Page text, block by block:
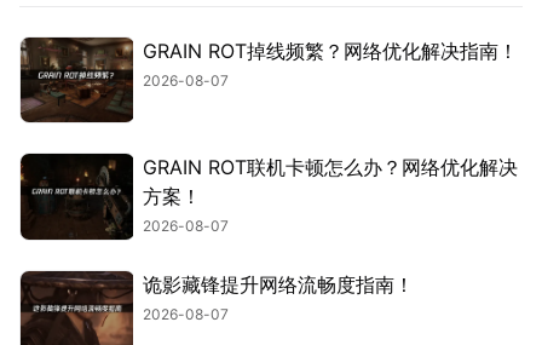
GRAIN ROT掉线频繁？网络优化解决指南！
2026-08-07
GRAIN ROT联机卡顿怎么办？网络优化解决
方案！
2026-08-07
诡影藏锋提升网络流畅度指南！
2026-08-07